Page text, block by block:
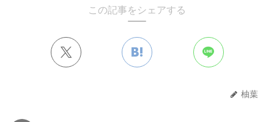
この記事をシェアする
柚葉